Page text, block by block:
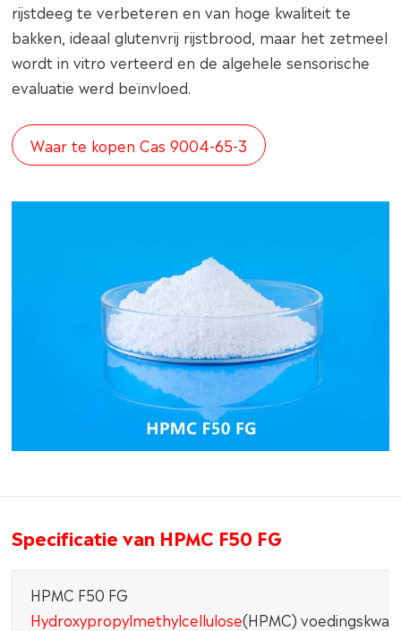
rijstdeeg te verbeteren en van hoge kwaliteit te
bakken, ideaal glutenvrij rijstbrood, maar het zetmeel
wordt in vitro verteerd en de algehele sensorische
evaluatie werd beïnvloed.
Waar te kopen Cas 9004-65-3
Specificatie van HPMC F50 FG
HPMC F50 FG
Hydroxypropylmethylcellulose(HPMC)